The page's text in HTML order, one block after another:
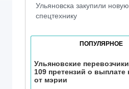
Ульяновска закупили новую
спецтехнику
смена категорий кешбэка
волны спроса
ПОПУЛЯРНОЕ
Ульяновские
109 претензий о выплате
от мэрии